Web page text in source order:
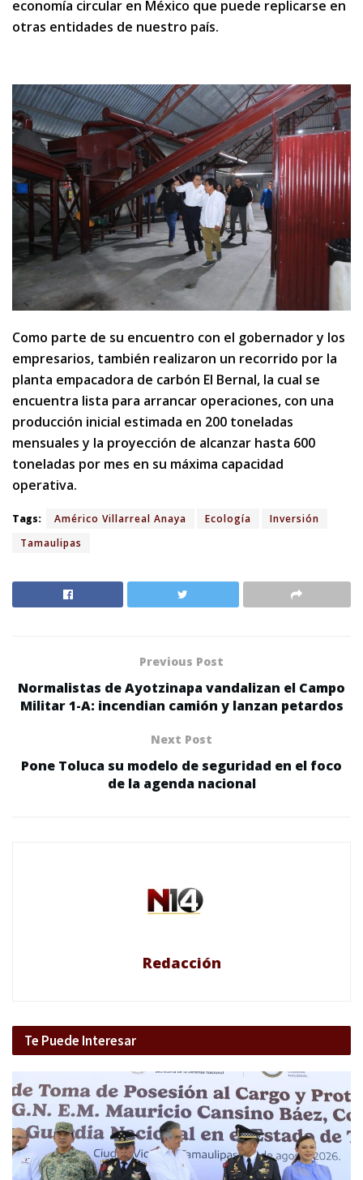
economía circular en México que puede replicarse en
otras entidades de nuestro país.
Como parte de su encuentro con el gobernador y los
empresarios, también realizaron un recorrido por la
planta empacadora de carbón El Bernal, la cual se
encuentra lista para arrancar operaciones, con una
producción inicial estimada en 200 toneladas
mensuales y la proyección de alcanzar hasta 600
toneladas por mes en su máxima capacidad
operativa.
Tags: Américo Villarreal Anaya Ecología
Inversión
Tamaulipas
Previous Post
Normalistas de Ayotzinapa vandalizan el Campo
Militar 1-A: incendian camión y lanzan petardos
Next Post
Pone Toluca su modelo de seguridad en el foco
de la agenda nacional
Redacción
Te Puede Interesar